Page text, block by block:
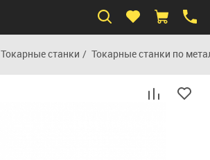
Токарные станки Токарные станки по